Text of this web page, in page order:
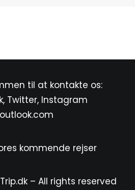
til at kontakte os:
, Twitter, Instagram
kommende rejser
– All rights reserved